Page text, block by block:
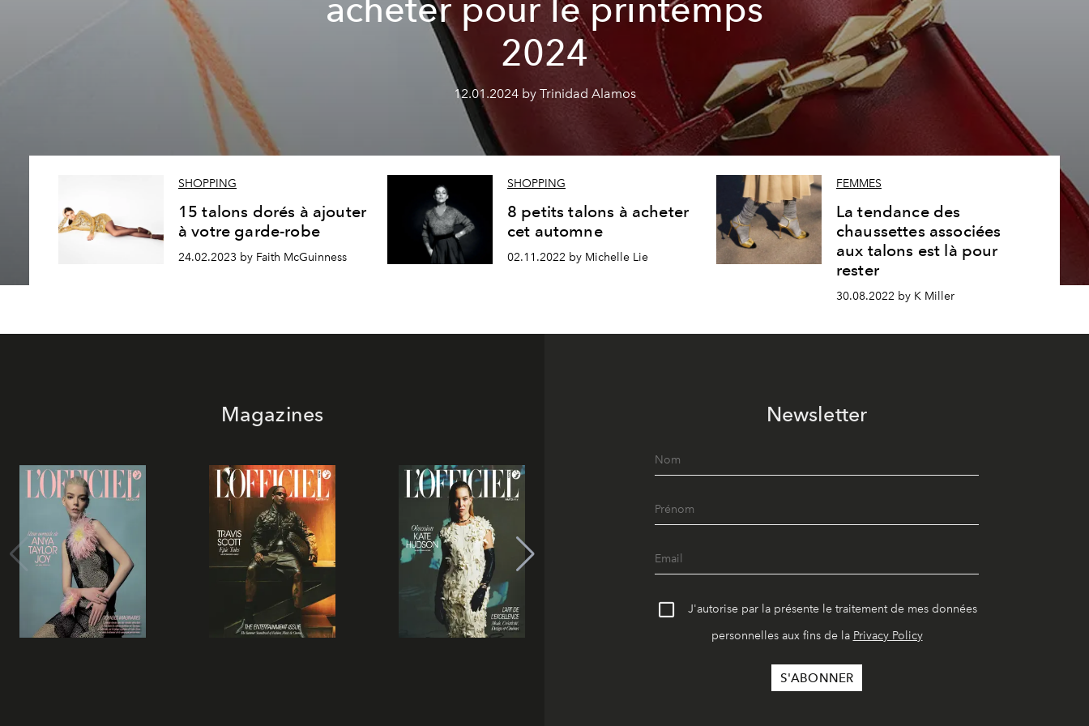
acheter pour le printemps
2024
12.01.2024 by Trinidad Alamos
SHOPPING
15 talons dorés à ajouter
à votre garde-robe
24.02.2023 by Faith McGuinness
SHOPPING
8 petits talons à acheter
cet automne
02.11.2022 by Michelle Lie
FEMMES
La tendance des
chaussettes associées
aux talons est là pour
rester
30.08.2022 by K Miller
Magazines Newsletter
J'autorise par la présente le traitement de mes données
personnelles aux fins de la Privacy Policy